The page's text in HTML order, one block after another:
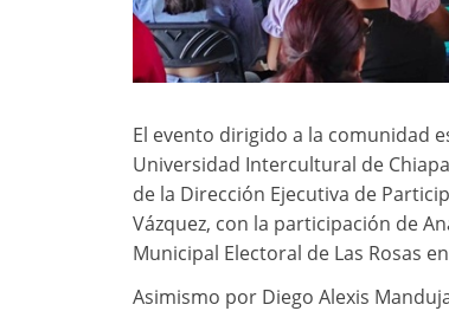
El evento dirigido a la comunidad
Universidad Intercultural de
de la Dirección Ejecutiva de
Vázquez, con la participación de
Municipal Electoral de Las Rosas
Asimismo por Diego Alexis